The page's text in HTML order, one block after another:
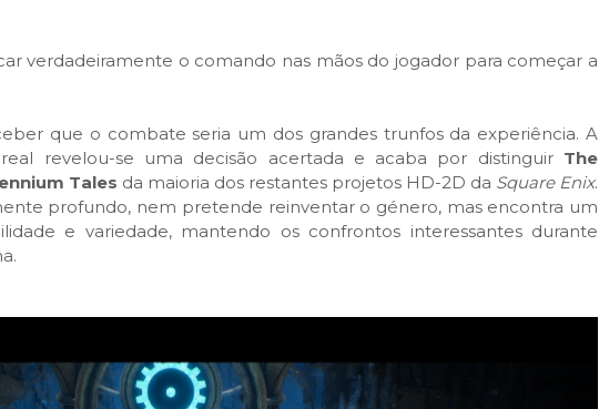
verdadeiramente o comando nas mãos do jogador para começar a
que o combate seria um dos grandes trunfos da experiência. A
revelou-se uma decisão acertada e acaba por distinguir The
Tales da maioria dos restantes projetos HD-2D da Square Enix.
profundo, nem pretende reinventar o género, mas encontra um
e variedade, mantendo os confrontos interessantes durante